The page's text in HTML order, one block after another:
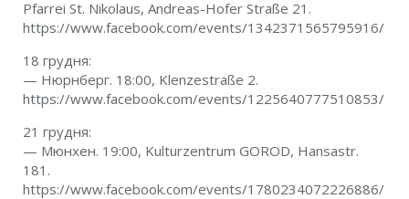
Pfarrei St. Nikolaus, Andreas-Hofer Straße 21.
https://www.facebook.com/events/1342371565795916/
18 грудня:
— Нюрнберг. 18:00, Klenzestraße 2.
https://www.facebook.com/events/1225640777510853/
21 грудня:
— Мюнхен. 19:00, Kulturzentrum GOROD, Hansastr.
181.
https://www.facebook.com/events/1780234072226886/